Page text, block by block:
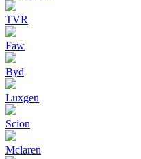
TVR
Faw
Byd
Luxgen
Scion
Mclaren